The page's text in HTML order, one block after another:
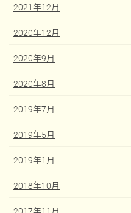
2021年12月
2020年12月
2020年9月
2020年8月
2019年7月
2019年5月
2019年1月
2018年10月
2017年11月